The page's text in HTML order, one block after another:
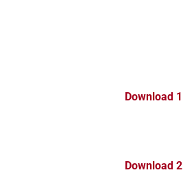
Download 1
Download 2